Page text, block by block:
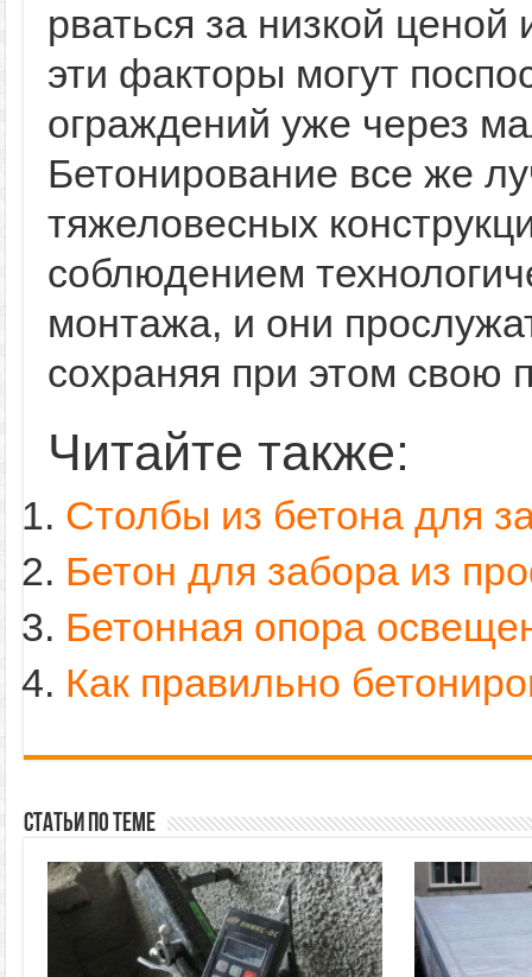
рваться за низкой ценой
эти факторы могут
ограждений уже через
Бетонирование все же
тяжеловесных
соблюдением
монтажа, и они
сохраняя при этом свою
Читайте также:
Столбы из бетона для
Бетон для забора из
Бетонная опора
Как правильно
Статьи по теме